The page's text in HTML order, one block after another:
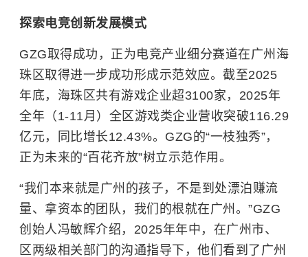
探索电竞创新发展模式
GZG取得成功，正为电竞产业细分赛道在广州海
珠区取得进一步成功形成示范效应。截至2025
年底，海珠区共有游戏企业超3100家，2025年
全年（1-11月）全区游戏类企业营收突破116.29
亿元，同比增长12.43%。GZG的“一枝独秀”，
正为未来的“百花齐放”树立示范作用。
“我们本来就是广州的孩子，不是到处漂泊赚流
量、拿资本的团队，我们的根就在广州。”GZG
创始人冯敏辉介绍，2025年年中，在广州市、
区两级相关部门的沟通指导下，他们看到了广州